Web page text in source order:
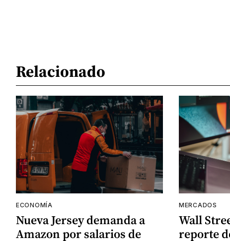
Relacionado
ECONOMÍA
Nueva Jersey demanda a
Amazon por salarios de
MERCADOS
Wall
reporte